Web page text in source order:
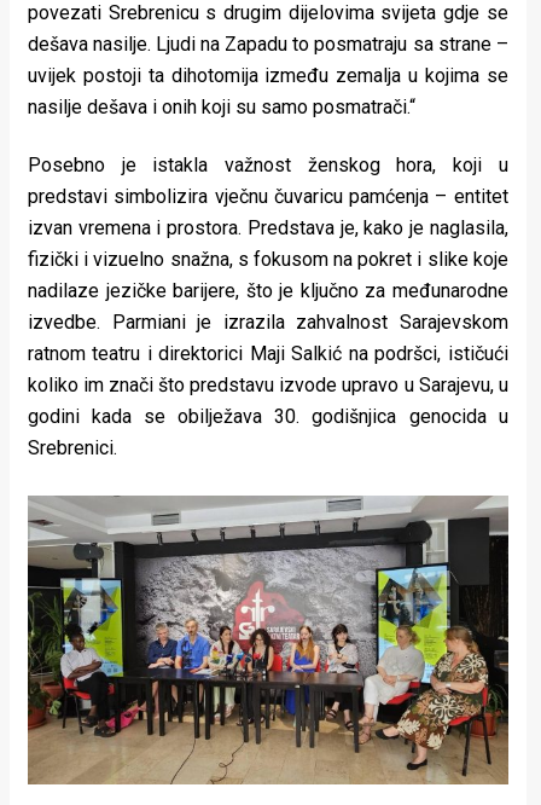
povezati Srebrenicu s drugim dijelovima svijeta gdje se
dešava nasilje. Ljudi na Zapadu to posmatraju sa strane –
uvijek postoji ta dihotomija između zemalja u kojima se
nasilje dešava i onih koji su samo posmatrači.“
Posebno je istakla važnost ženskog hora, koji u
predstavi simbolizira vječnu čuvaricu pamćenja – entitet
izvan vremena i prostora. Predstava je, kako je naglasila,
fizički i vizuelno snažna, s fokusom na pokret i slike koje
nadilaze jezičke barijere, što je ključno za međunarodne
izvedbe. Parmiani je izrazila zahvalnost Sarajevskom
ratnom teatru i direktorici Maji Salkić na podršci, ističući
koliko im znači što predstavu izvode upravo u Sarajevu, u
godini kada se obilježava 30. godišnjica genocida u
Srebrenici.